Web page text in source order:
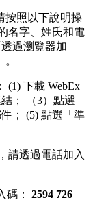
按照以下說明操
名字、姓氏和電
過瀏覽器加
(1) 下載 WebEx
； （3）點選
； (5) 點選「準
請透過電話加入
碼： 2594 726